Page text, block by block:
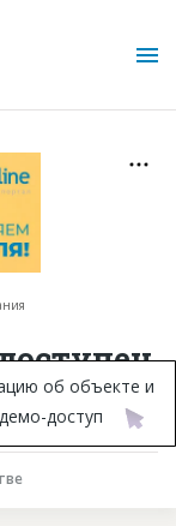
об объекте и
демо-доступ